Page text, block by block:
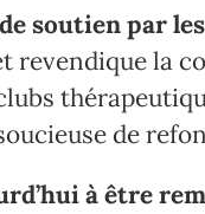
soutien par
revendique la
de
à être